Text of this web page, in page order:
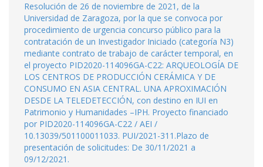
Resolución de 26 de noviembre de 2021, de la
Universidad de Zaragoza, por la que se convoca por
procedimiento de urgencia concurso público para la
contratación de un Investigador Iniciado (categoría N3)
mediante contrato de trabajo de carácter temporal, en
el proyecto PID2020-114096GA-C22: ARQUEOLOGÍA DE
LOS CENTROS DE PRODUCCIÓN CERÁMICA Y DE
CONSUMO EN ASIA CENTRAL. UNA APROXIMACIÓN
DESDE LA TELEDETECCIÓN, con destino en IUI en
Patrimonio y Humanidades –IPH. Proyecto financiado
por PID2020-114096GA-C22 / AEI /
10.13039/501100011033. PUI/2021-311.Plazo de
presentación de solicitudes: De 30/11/2021 a
09/12/2021.